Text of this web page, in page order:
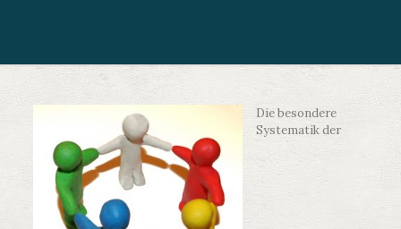
Die besondere
Systematik der